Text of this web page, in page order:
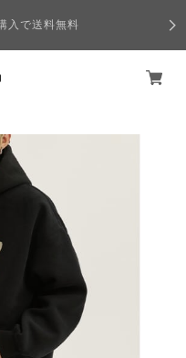
入で送料無料